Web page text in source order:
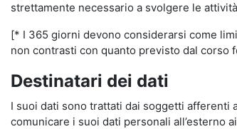
strettamente necessario a svolgere le
[* I 365 giorni devono considerarsi come
non contrasti con quanto previsto dal
Destinatari dei dati
I suoi dati sono trattati dai soggetti afferenti
comunicare i suoi dati personali all’esterno